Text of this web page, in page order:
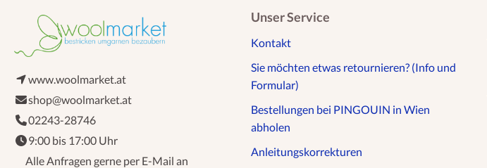
www.woolmarket.at
shop@woolmarket.at
02243-28746
9:00 bis 17:00 Uhr
Alle Anfragen gerne per E-Mail an
Unser Service
Kontakt
Sie möchten etwas retournieren? (Info und
Formular)
Bestellungen bei PINGOUIN in Wien
abholen
Anleitungskorrekturen